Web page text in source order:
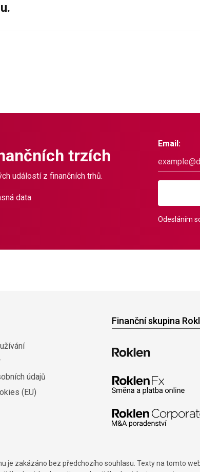
trzích
událostí z finančních trhů.
data
Email:
Odesláním
údajů
(EU)
Finanční skupina
je zakázáno bez předchozího souhlasu. Texty na tomto